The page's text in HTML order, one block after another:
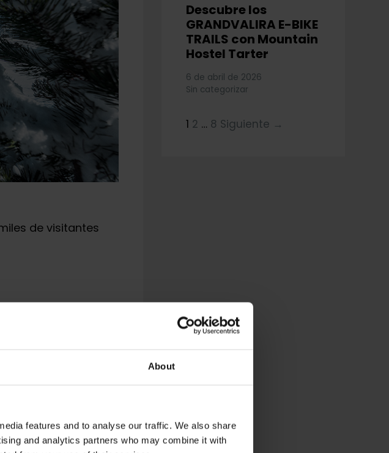
About
features and to analyse our traffic. We also share
and analytics partners who may combine it with
de visitantes
destacadas de
7 sectores:
Además de
de perros), motos
Descubre los
GRANDVALIRA E-BIKE
TRAILS con Mountain
Hostel Tarter
6 de abril de 2026
Sin categorizar
1 2 … 8 Siguiente →